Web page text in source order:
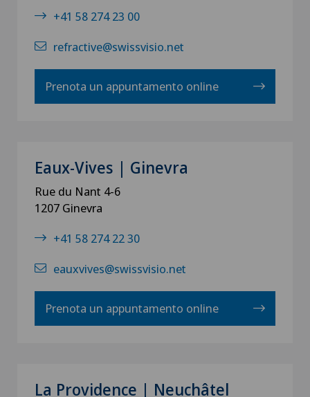
+41 58 274 23 00
refractive@swissvisio.net
Prenota un appuntamento online
Eaux-Vives | Ginevra
Rue du Nant 4-6
1207 Ginevra
+41 58 274 22 30
eauxvives@swissvisio.net
Prenota un appuntamento online
La Providence | Neuchâtel